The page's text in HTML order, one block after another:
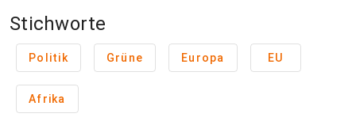
Stichworte
Politik Grüne Europa EU
Afrika